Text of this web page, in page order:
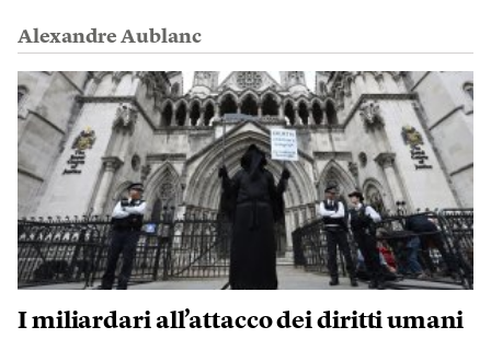
Alexandre Aublanc
I miliardari all’attacco dei diritti umani